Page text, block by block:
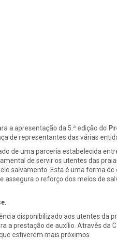
a apresentação da 5.ª edição do
de representantes das várias
de uma parceria estabelecida
de servir os utentes das
salvamento. Esta é uma forma
o reforço dos meios de
:
disponibilizado aos utentes da
a prestação de auxílio. Através da
estiverem mais próximos.